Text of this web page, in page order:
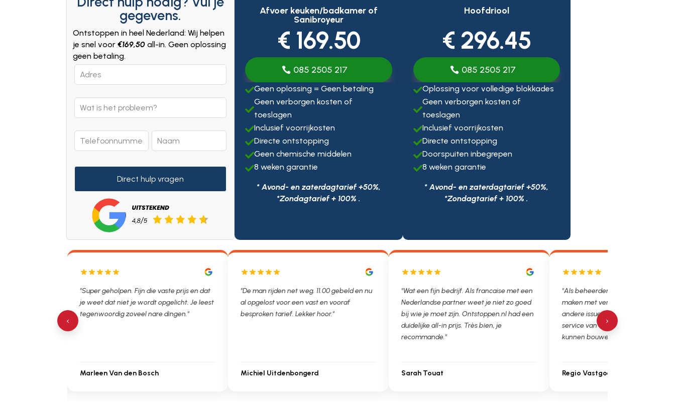
gegevens.
Ontstoppen in heel Nederland: Wij helpen
je snel voor €169,50 all-in. Geen oplossing
geen betaling.
Leave
this
blank
Direct hulp vragen
Afvoer keuken/badkamer of
Sanibroyeur
€ 169.50
085 2505 217
Geen oplossing = Geen betaling

Geen verborgen kosten of
toeslagen
Inclusief voorrijkosten
Directe ontstopping
Geen chemische middelen
8 weken garantie
* Avond- en zaterdagtarief +50%,
*Zondagtarief + 100% .
Hoofdriool
€ 296.45
085 2505 217
Oplossing voor volledige blokkades

Geen verborgen kosten of
toeslagen
Inclusief voorrijkosten
Directe ontstopping
Doorspuiten inbegrepen
8 weken garantie
* Avond- en zaterdagtarief +50%,
*Zondagtarief + 100% .
"Super geholpen. Fijn die vaste prijs en dat
je weet dat niet je wordt opgelicht. Je leest
tegenwoordig zoveel nare dingen."
Marleen Van den Bosch
"De man rijden net weg. 11.00 gebeld en nu
al opgelost voor een vast en vooraf
besproken tarief. Lekker hoor."
Michiel Uitdenbongerd
"Wat een fijn bedrijf. Als francaise met een
Nederlandse partner weet je niet zo goed
bij wie je moet zijn. Ontstoppen.nl had een
duidelijke all-in prijs. Très bien, je
recommande."
Sarah Touat
"Als beheerder hebben we helaas
maken met verstoppingen,
andere issues. Het is super fijn dat
service van Ontstoppen.nl en
kunnen bouwen. Ga zo door!"
Regio Vastgoedbeheer
‹ ›